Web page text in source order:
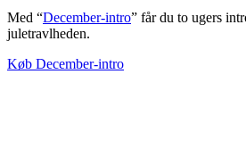
Med “December-intro” får du to ugers
juletravlheden.
Køb December-intro